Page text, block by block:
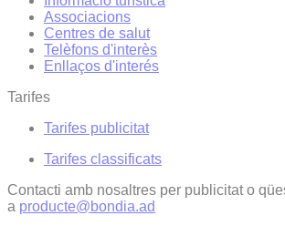
Associacions
Centres de salut
Telèfons d'interès
Enllaços d'interés
Tarifes
Tarifes publicitat
Tarifes classificats
Contacti amb nosaltres per publicitat o
a producte@bondia.ad